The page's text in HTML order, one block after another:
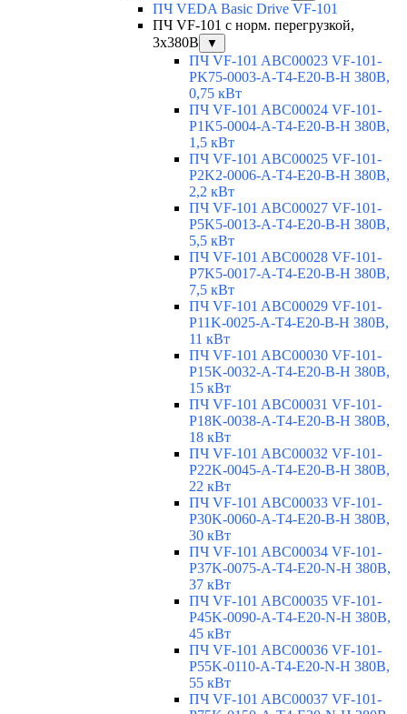
ПЧ VEDA Basic Drive VF-101
ПЧ VF-101 с норм. перегрузкой,
3х380В
▼
ПЧ VF-101 ABC00023 VF-101-
PK75-0003-A-T4-E20-B-H 380В,
0,75 кВт
ПЧ VF-101 ABC00024 VF-101-
P1K5-0004-A-T4-E20-B-H 380В,
1,5 кВт
ПЧ VF-101 ABC00025 VF-101-
P2K2-0006-A-T4-E20-B-H 380В,
2,2 кВт
ПЧ VF-101 ABC00027 VF-101-
P5K5-0013-A-T4-E20-B-H 380В,
5,5 кВт
ПЧ VF-101 ABC00028 VF-101-
P7K5-0017-A-T4-E20-B-H 380В,
7,5 кВт
ПЧ VF-101 ABC00029 VF-101-
P11K-0025-A-T4-E20-B-H 380В,
11 кВт
ПЧ VF-101 ABC00030 VF-101-
P15K-0032-A-T4-E20-B-H 380В,
15 кВт
ПЧ VF-101 ABC00031 VF-101-
P18K-0038-A-T4-E20-B-H 380В,
18 кВт
ПЧ VF-101 ABC00032 VF-101-
P22K-0045-A-T4-E20-B-H 380В,
22 кВт
ПЧ VF-101 ABC00033 VF-101-
P30K-0060-A-T4-E20-B-H 380В,
30 кВт
ПЧ VF-101 ABC00034 VF-101-
P37K-0075-A-T4-E20-N-H 380В,
37 кВт
ПЧ VF-101 ABC00035 VF-101-
P45K-0090-A-T4-E20-N-H 380В,
45 кВт
ПЧ VF-101 ABC00036 VF-101-
P55K-0110-A-T4-E20-N-H 380В,
55 кВт
ПЧ VF-101 ABC00037 VF-101-